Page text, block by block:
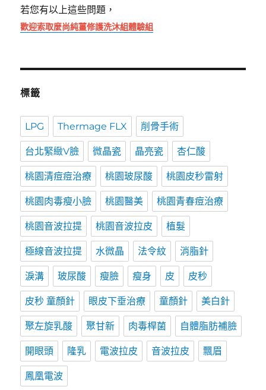
若您有以上這些問題，
歡迎索取麼尚純薑修護洗沐組體驗組
標籤
LPG Thermage FLX 削骨手術
台北緊緻V臉 微晶瓷 晶亮瓷 杏仁酸
桃園清痘痘治療 桃園玻尿酸 桃園皮秒雷射
桃園肉毒瘦小臉 桃園醫美 桃園青春痘治療
桃園音波拉提 桃園音波拉皮 植髮
極線音波拉提 水微晶 法令紋 消脂針
淚溝 玻尿酸 瘦臉 瘦身 皮 皮秒
皮秒 童顏針 眼皮下垂治療 童顏針 美白針
聚左旋乳酸 聚甘新 肉毒桿菌 自體脂肪補臉
開眼頭 隆乳 電波拉皮 音波拉皮 飄眉
鳳凰電波